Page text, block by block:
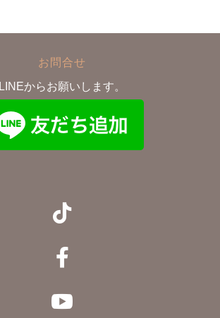
お問合せ
LINEからお願いします。


